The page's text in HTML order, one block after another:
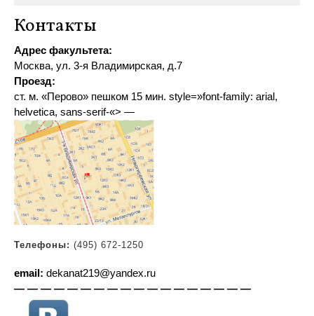
Контакты
Адрес факультета:
Москва, ул. 3-я Владимирская, д.7
Проезд:
ст. м. «Перово» пешком 15 мин. style=»font-family: arial,
helvetica, sans-serif-«> —
Телефоны: (495) 672-1250
email: dekanat219@yandex.ru
— — — — — — — — — — — — — — — — — —